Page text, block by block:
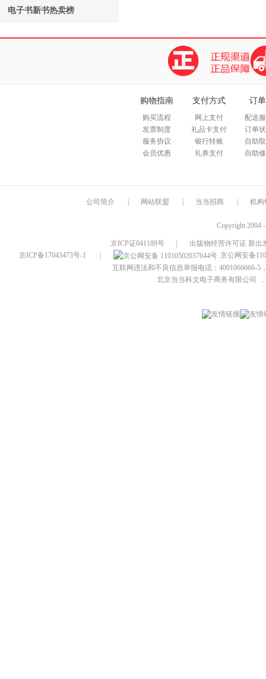
电子书新书热卖榜
购物指南
购买流程
发票制度
服务协议
会员优惠
支付方式
网上支付
礼品卡支付
银行转账
礼券支付
订
配送
订单
自助
自助
公司简介 网站联盟 当当招商 机构
Copyright 2004
京ICP证041189号
出版物经营许可证 新出
京ICP备17043473号-1
京公网安备
互联网违法和不良信息举报电话：4001066666-5
北京当当科文电子商务有限公司